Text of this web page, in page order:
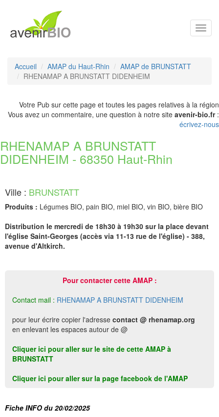
Accueil AMAP du Haut-Rhin
AMAP de BRUNSTATT
RHENAMAP A BRUNSTATT DIDENHEIM
Votre Pub sur cette page et toutes les pages relatives à la région
Vous avez un commentaire, une question à notre site avenir-bio.fr:
écrivez-nous
RHENAMAP A BRUNSTATT
DIDENHEIM - 68350 Haut-Rhin
Ville : BRUNSTATT
Produits : Légumes BIO, pain BIO, miel BIO, vin BIO, bière BIO
Distribution le mercredi de 18h30 à 19h30 sur la place devant
l'église Saint-Georges (accès via 11-13 rue de l'église) - 388,
avenue d'Altkirch.
Pour contacter cette AMAP :
Contact mail : RHENAMAP A BRUNSTATT DIDENHEIM
pour leur écrire copier l'adresse contact @ rhenamap.org
en enlevant les espaces autour de @
Cliquer ici pour aller sur le site de cette AMAP à
BRUNSTATT
Cliquer ici pour aller sur la page facebook de l'AMAP
Fiche INFO du 20/02/2025